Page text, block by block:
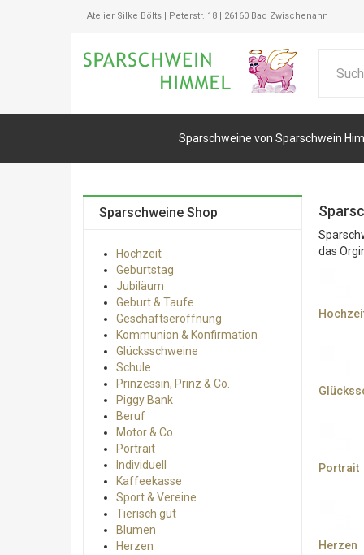
Atelier Silke Bölts | Peterstr. 18 | 26160 Bad Zwischenahn
Sparschweine von Sparschwein
das
Portrait
Herzen
Sparschweine Shop
Hochzeit
Geburtstag
Jubiläum
Geburt & Taufe
Geschäftseröffnung
Kommunion & Konfirmation
Glücksschweine
Schule
Prinzessin, Prinz & Co.
Piggy Bank
Beruf
Motor & Co.
Portrait
Individuell
Kaffeekasse
Sport & Vereine
Tierisch gut
Blumen
Herzen